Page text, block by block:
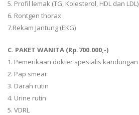
5. Profil lemak (TG, Kolesterol, HDL dan LDL)
6. Rontgen thorax
7.Rekam Jantung (EKG)
C. PAKET WANITA (Rp.700.000,-)
1. Pemerikaan dokter spesialis kandungan
2. Pap smear
3. Darah rutin
4. Urine rutin
5. VDRL